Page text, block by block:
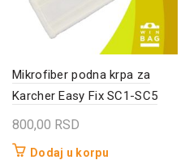
Mikrofiber podna krpa za
Karcher Easy Fix SC1-SC5
800,00 RSD
Dodaj u korpu